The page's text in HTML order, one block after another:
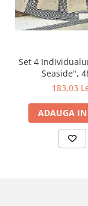
Set 4
Seaside",
183,03
ADAUGA IN